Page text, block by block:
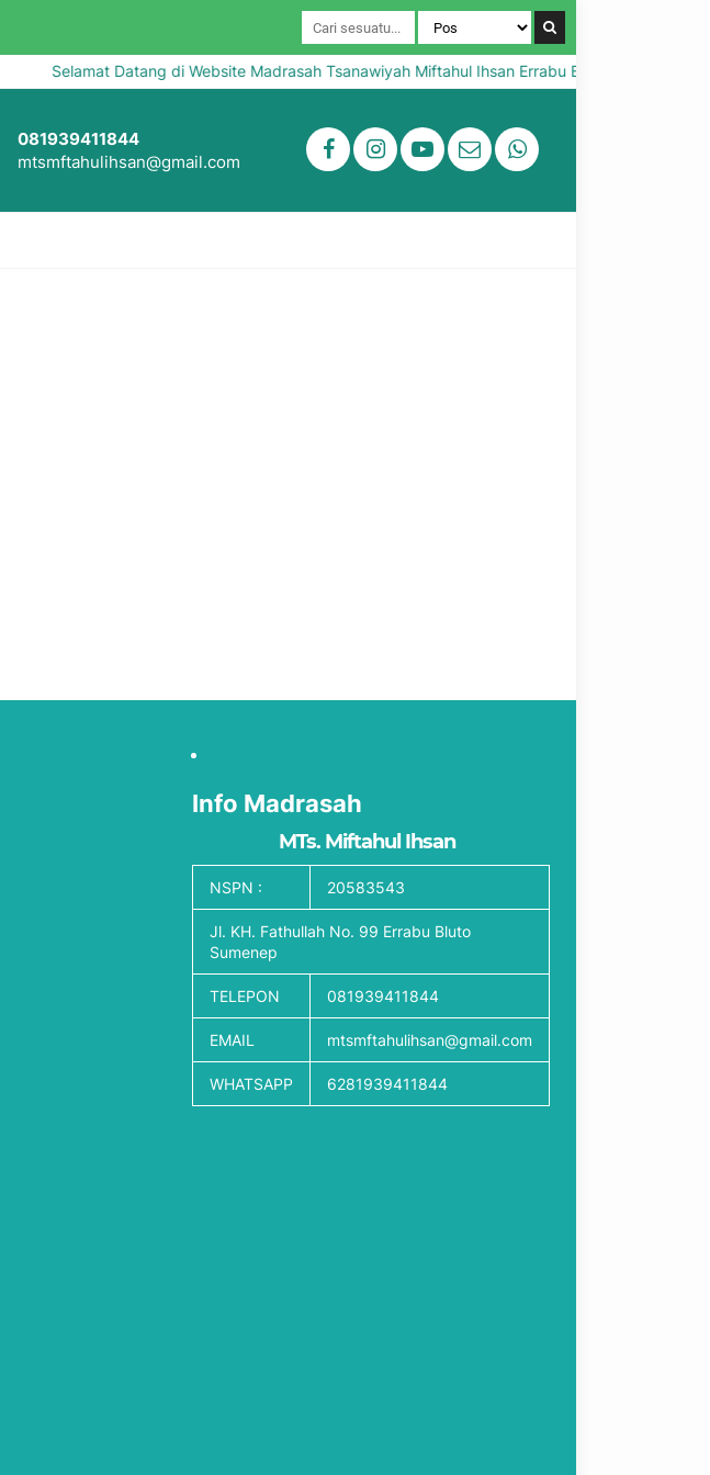
Selamat Datang di Website Madrasah Tsanawiyah Miftahul Ihsan Errabu Bluto Sumenep
081939411844
mtsmftahulihsan@gmail.com
Info Madrasah
MTs. Miftahul Ihsan
NSPN : 20583543
Jl. KH. Fathullah No. 99 Errabu Bluto
Sumenep
TELEPON 081939411844
EMAIL mtsmftahulihsan@gmail.com
WHATSAPP 6281939411844